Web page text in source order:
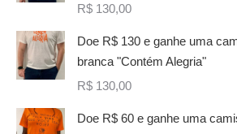
R$ 130,00
Doe R$ 130 e ganhe uma
branca "Contém Alegria"
R$ 130,00
Doe R$ 60 e ganhe uma